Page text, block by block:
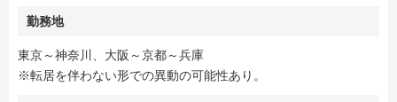
勤務地
東京～神奈川、大阪～京都～兵庫
※転居を伴わない形での異動の可能性あり。